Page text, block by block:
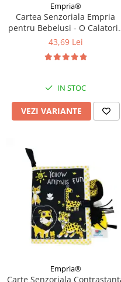
Empria®
Cartea Senzoriala Empria
pentru Bebelusi - O
Colorata in Lumea
modele
43,69 Lei
IN STOC
VEZI VARIANTE
Empria®
Carte Senzoriala